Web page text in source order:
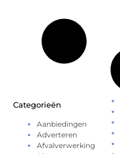
Categorieën
Aanbiedingen
Adverteren
Afvalverwerking